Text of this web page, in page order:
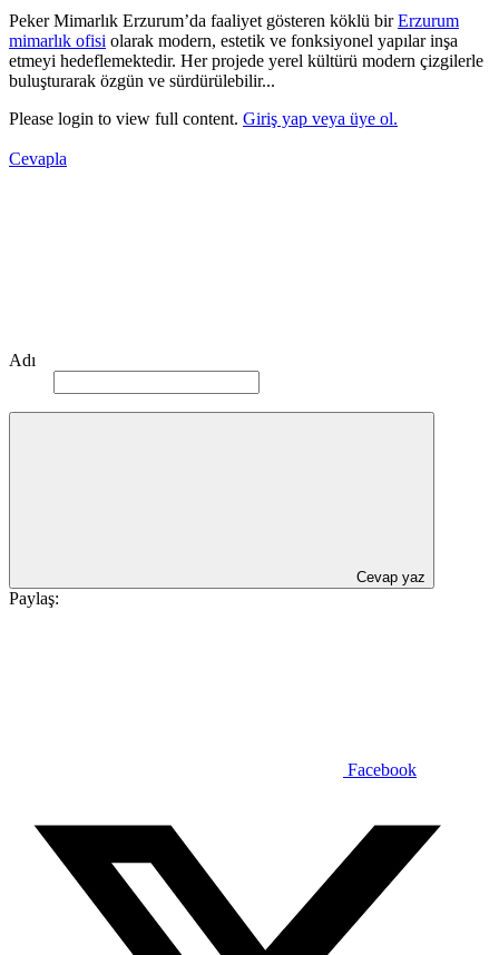
Peker Mimarlık Erzurum’da faaliyet gösteren köklü birErzurum
mimarlık ofisi olarak modern, estetik ve fonksiyonel yapılar inşa
etmeyi hedeflemektedir. Her projede yerel kültürü modern çizgilerle
buluşturarak özgün ve sürdürülebilir...
Please login to view full content. Giriş yap veya üye ol.
Cevapla
Adı
Cevap yaz
Paylaş:
Facebook